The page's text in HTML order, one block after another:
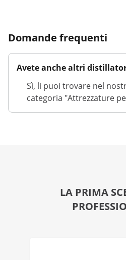
Domande frequenti
Avete anche altri
Sì, li puoi trovare nel
categoria "Attrezzature
LA PRIMA